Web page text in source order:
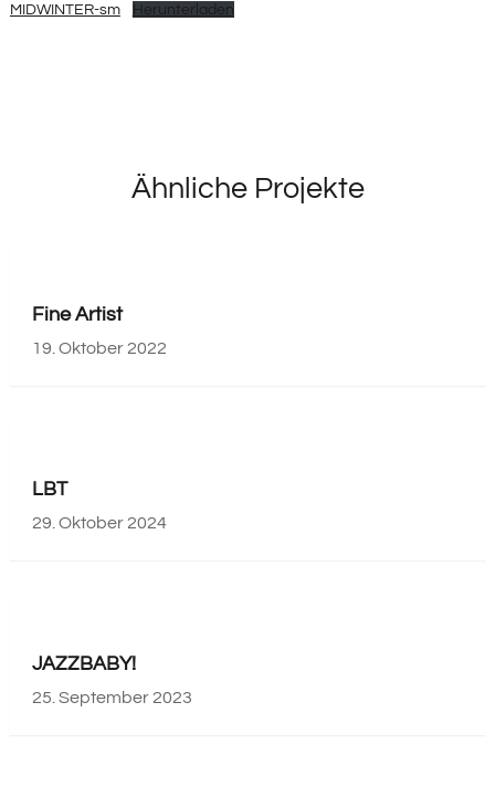
MIDWINTER-sm Herunterladen
Ähnliche Projekte
Fine Artist
19. Oktober 2022
LBT
29. Oktober 2024
JAZZBABY!
25. September 2023